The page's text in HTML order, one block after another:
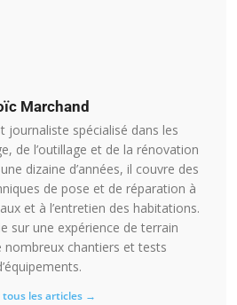
Marchand
journaliste spécialisé dans les
de l’outillage et de la rénovation
dizaine d’années, il couvre des
de pose et de réparation à
et à l’entretien des habitations.
sur une expérience de terrain
nombreux chantiers et tests
tous les articles →